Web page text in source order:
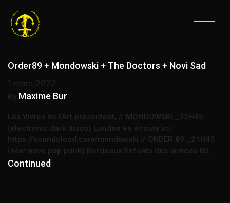
ÉTIQUETTE :
ROCK ELECTRO PUNK
Order89 + Mondowski + The Doctors + Novi Sad
1 mars 2022
By Maxime Bur
Les Vivres de l’Art présentent, // MONDOWSKI _22H45
(electronic dark disco) London en écoute ici :
https://soundcloud.com/mondowski // ORDER 89 _21H45
(new wave pop punk) Bordeaux Enfants des années 80 …
Continued